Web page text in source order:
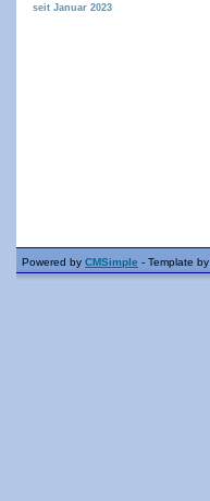
seit Januar 2023
Powered by CMSimple - Template by